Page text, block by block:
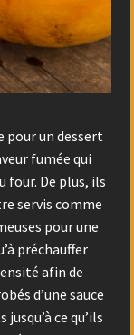
pour un dessert
fumée qui
four. De plus, ils
servis comme
pour une
préchauffer
afin de
d’une sauce
ce qu’ils